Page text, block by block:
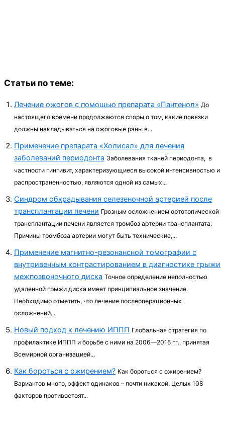
Статьи по теме:
Лечение ожогов с помощью препарата «Пантенол» До
настоящего времени продолжаются споры о том, какие повязки
должны накладываться на ожого­вые раны в...
Применение препарата «Холисал» для лечения
заболеваний периодонта Заболевания тканей периодонта, в
частности гингивит, характе­ризующиеся высокой интенсивностью и
распространенностью, являются одной из самых...
Синдром обкрадывания селезеночной артерией после
трансплантации печени Грозным осложнением ортотопической
транс­плантации печени является тромбоз артерии транс­плантата.
Причины тромбоза артерии могут быть технические,...
Применение магнитно-резонансной томографии с
внутривенным контрастированием в диагностике грыжи
межпозвоночного диска Точное определение неполностью
уда­ленной грыжи диска имеет принципиальное значение.
Необходимо отметить, что лечение послеопера­ционных
осложнений...
Новый подход к лечению ИППП Глобальная стратегия по
профилактике ИППП и борьбе с ними на 2006—2015 гг., принятая
Всемирной организацией...
Как бороться с ожирением? Как бороться с ожирением?
Вариантов много, эффект одинаков – почти никакой. Целых 108
факторов противостоят...